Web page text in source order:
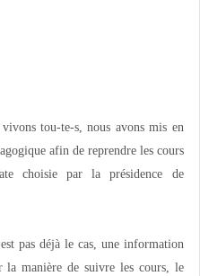
tou-te-s, nous avons mis en
afin de reprendre les cours
choisie par la présidence de
pas déjà le cas, une information
la manière de suivre les cours, le